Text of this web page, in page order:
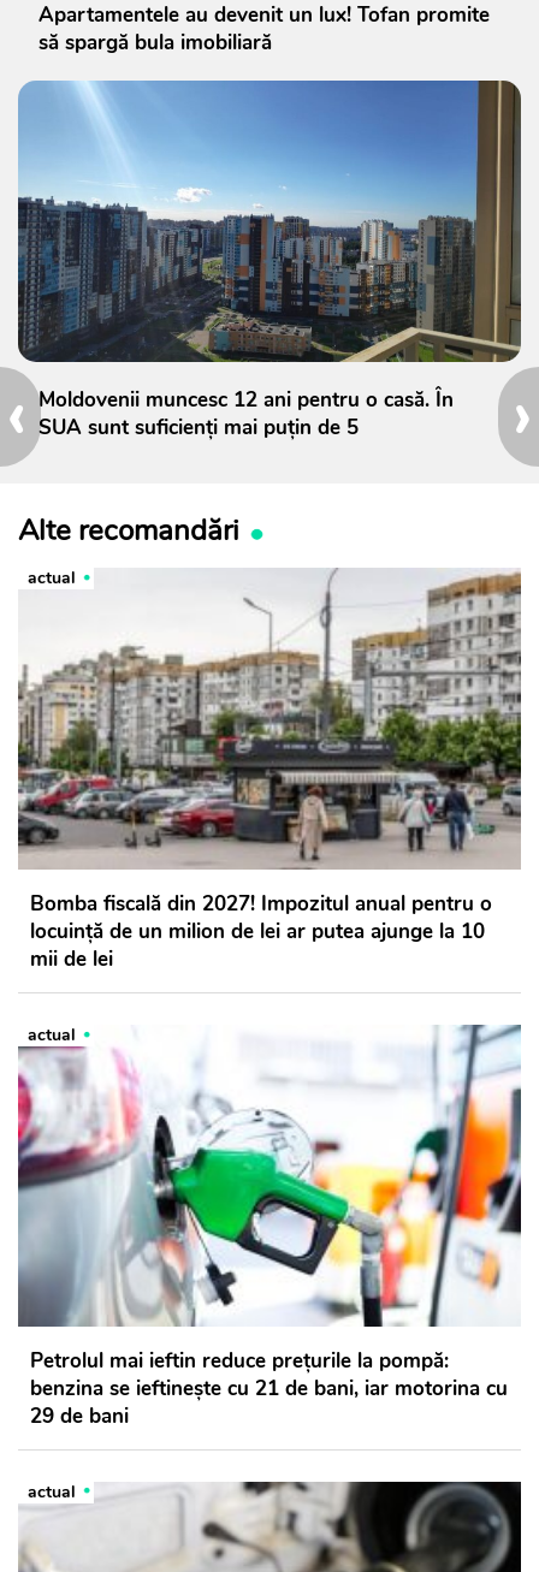
›
‹
Apartamentele au devenit un lux! Tofan promite
să spargă bula imobiliară
Moldovenii muncesc 12 ani pentru o casă. În
SUA sunt suficienți mai puțin de 5
Alte recomandări
actual
Bomba fiscală din 2027! Impozitul anual pentru o
locuință de un milion de lei ar putea ajunge la 10
mii de lei
actual
Petrolul mai ieftin reduce prețurile la pompă:
benzina se ieftinește cu 21 de bani, iar motorina cu
29 de bani
actual